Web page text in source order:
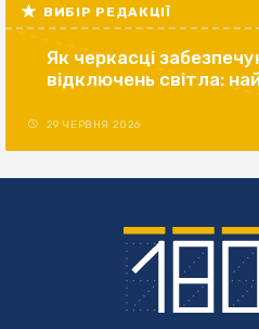
ВИБІР РЕДАКЦІЇ
Як черкасці
відключень світла:
29 ЧЕРВНЯ 2026